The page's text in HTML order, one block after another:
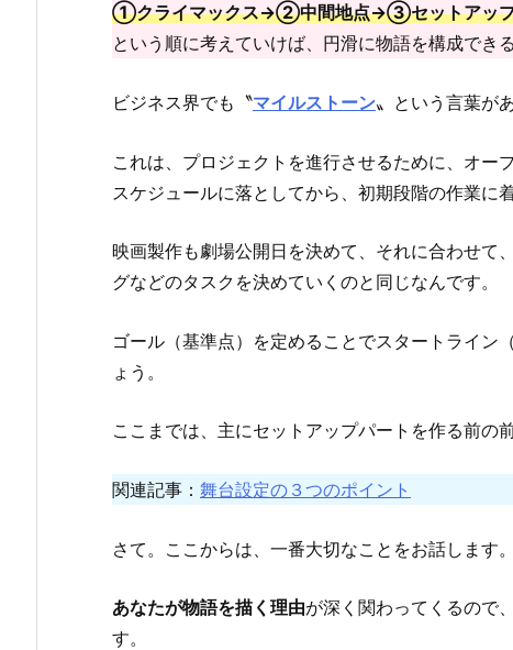
①クライマックス→②中間地点→③セットアッ
という順に考えていけば、円滑に物語を構成でき
ビジネス界でも〝マイルストーン〟という言葉が
これは、プロジェクトを進行させるために、オー
スケジュールに落としてから、初期段階の作業に
映画製作も劇場公開日を決めて、それに合わせて
グなどのタスクを決めていくのと同じなんです。
ゴール（基準点）を定めることでスタートライン
ょう。
ここまでは、主にセットアップパートを作る前の
関連記事： 舞台設定の３つのポイント
さて。ここからは、一番大切なことをお話します。
あなたが物語を描く理由が深く関わってくるので
す。